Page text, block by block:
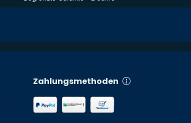
Zahlungsmethoden